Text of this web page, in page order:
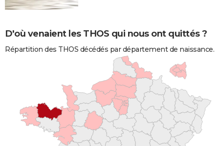
D'où venaient les THOS qui nous ont quittés ?
Répartition des THOS décédés par département de naissance.